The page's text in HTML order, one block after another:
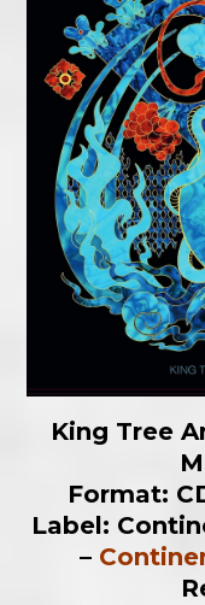
King Tree
Format:
Label:
–